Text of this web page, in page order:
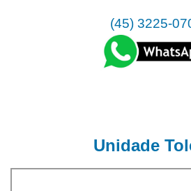
(45) 3225-
Unidade